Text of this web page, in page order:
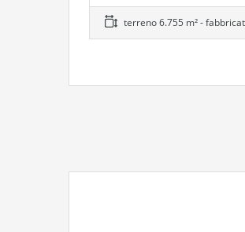
terreno 6.755 m² -